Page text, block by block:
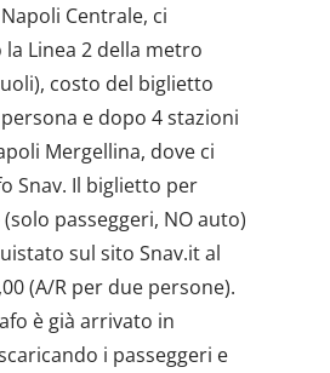
Centrale, ci
Linea 2 della metro
costo del biglietto
persona e dopo 4 stazioni
Mergellina, dove ci
Snav. Il biglietto per
(solo passeggeri, NO auto)
sul sito Snav.it al
(A/R per due persone).
è già arrivato in
i passeggeri e